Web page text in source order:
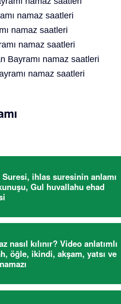
namaz saatleri
namaz saatleri
namaz saatleri
Bayramı namaz saatleri
namaz saatleri
Suresi, ihlas suresinin anlamı
Gul huvallahu ehad
nasıl kılınır? Video anlatımlı
öğle, ikindi, akşam, yatsı ve